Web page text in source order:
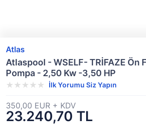
Atlas
Atlaspool - WSELF- TRİFAZE
Pompa - 2,50 Kw -3,50 HP
İlk Yorumu Siz Yapın
23.240,70 TL
350,00 EUR + KDV